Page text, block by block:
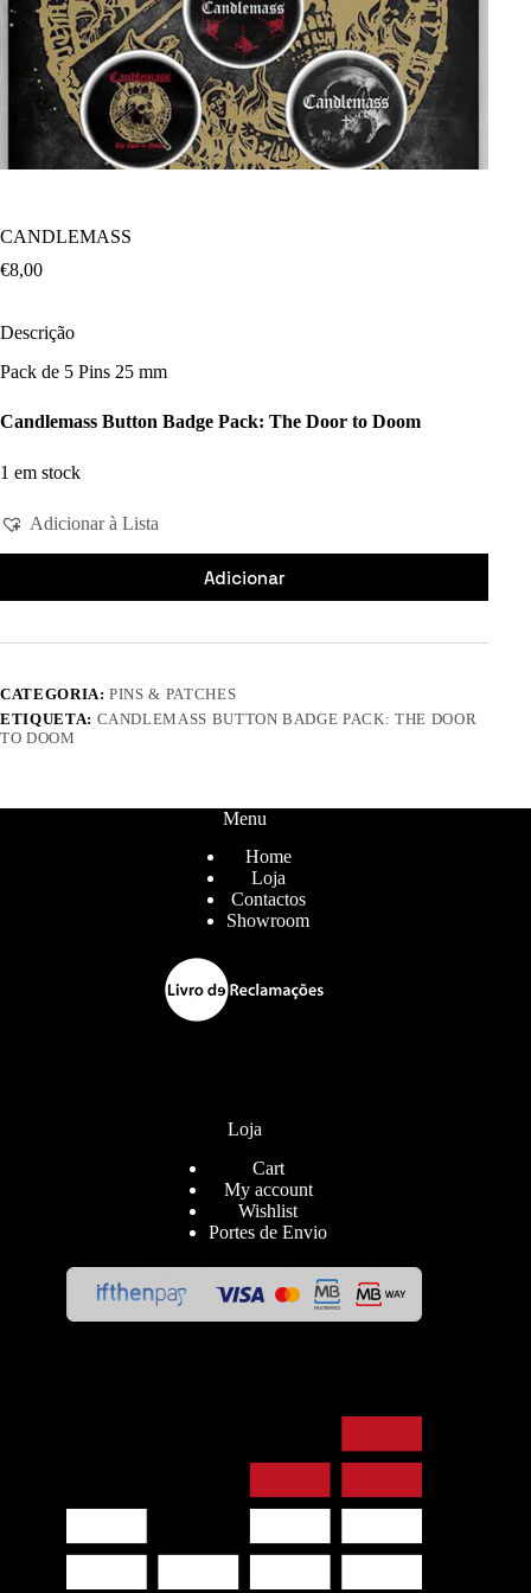
CANDLEMASS
€8,00
Descrição
Pack de 5 Pins 25 mm
Candlemass Button Badge Pack: The Door to Doom
1 em stock
Adicionar à Lista
Adicionar
CATEGORIA:PINS & PATCHES
ETIQUETA: CANDLEMASS BUTTON BADGE PACK: THE DOOR
TO DOOM
Menu
Home
Loja
Contactos
Showroom
Loja
Cart
My account
Wishlist
Portes de Envio